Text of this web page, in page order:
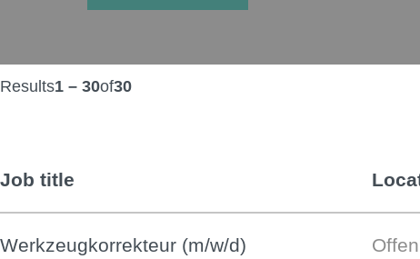
Results1 – 30of30
Job title
Werkzeugkorrekteur (m/w/d)